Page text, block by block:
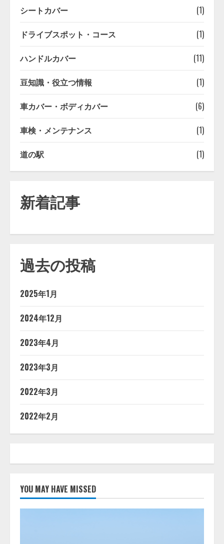
シートカバー
(1)
ドライブスポット・コース
(1)
ハンドルカバー
(11)
豆知識・役立つ情報
(1)
車カバー・ボディカバー
(6)
車検・メンテナンス
(1)
道の駅
(1)
新着記事
過去の投稿
2025年1月
2024年12月
2023年4月
2023年3月
2022年3月
2022年2月
YOU MAY HAVE MISSED